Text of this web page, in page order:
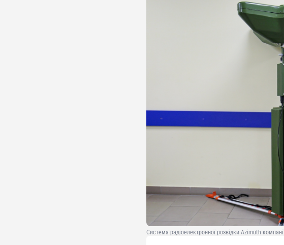
Система радіоелектронної розвідки Azimuth